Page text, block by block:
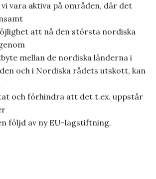
vara aktiva på områden, där det
att nå den största nordiska
mellan de nordiska länderna i
och i Nordiska rådets utskott, kan
och förhindra att det t.ex. uppstår
följd av ny EU-lagstiftning.